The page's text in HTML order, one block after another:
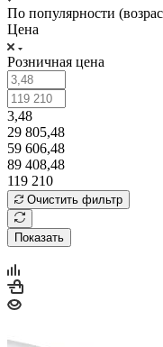
По популярности
Цена
Розничная цена
3,48
29 805,48
59 606,48
89 408,48
119 210
Очистить фильтр
Показать